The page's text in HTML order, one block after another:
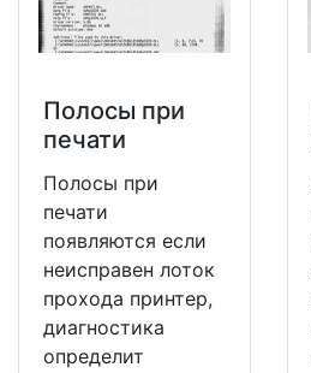
Полосы при
печати
Полосы при
печати
появляются если
неисправен лоток
прохода принтер,
диагностика
определит